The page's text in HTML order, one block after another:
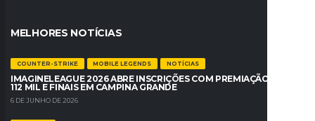
MELHORES NOTÍCIAS
COUNTER-STRIKE MOBILE LEGENDS NOTÍCIAS
IMAGINELEAGUE 2026 ABRE INSCRIÇÕES COM PREMIAÇÃO DE R$
112 MIL E FINAIS EM CAMPINA GRANDE
6 DE JUNHO DE 2026